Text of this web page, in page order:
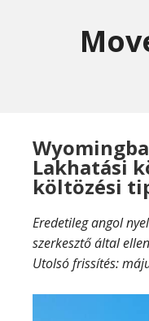
Lakhatási
költözési
Eredetileg angol
szerkesztő által
Utolsó frissítés: